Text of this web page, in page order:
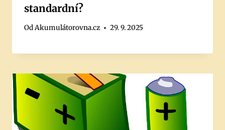
standardní?
OdAkumulátorovna.cz 29. 9. 2025